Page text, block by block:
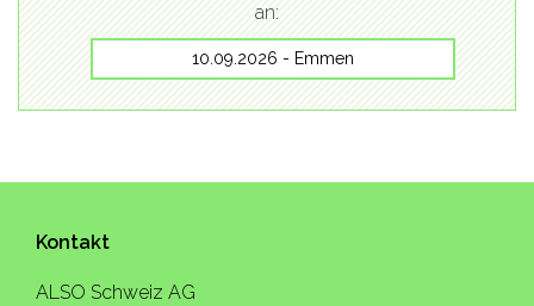
an:
10.09.2026 - Emmen
Kontakt
ALSO Schweiz AG